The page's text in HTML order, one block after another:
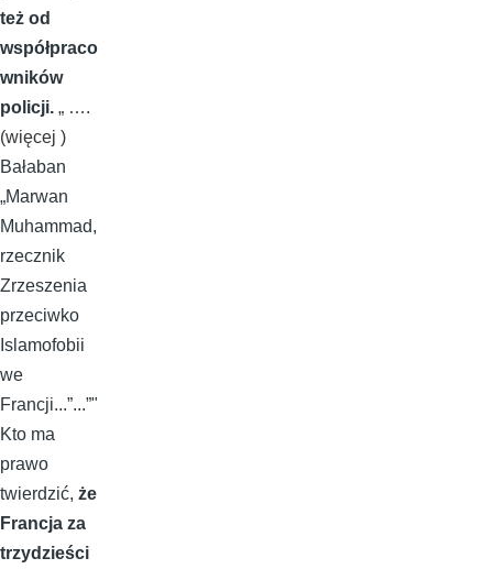
też od
współpraco
wników
policji. „ ….
(więcej )
Bałaban
„Marwan
Muhammad,
rzecznik
Zrzeszenia
przeciwko
Islamofobii
we
Francji...”...”"
Kto ma
prawo
twierdzić, że
Francja za
trzydzieści